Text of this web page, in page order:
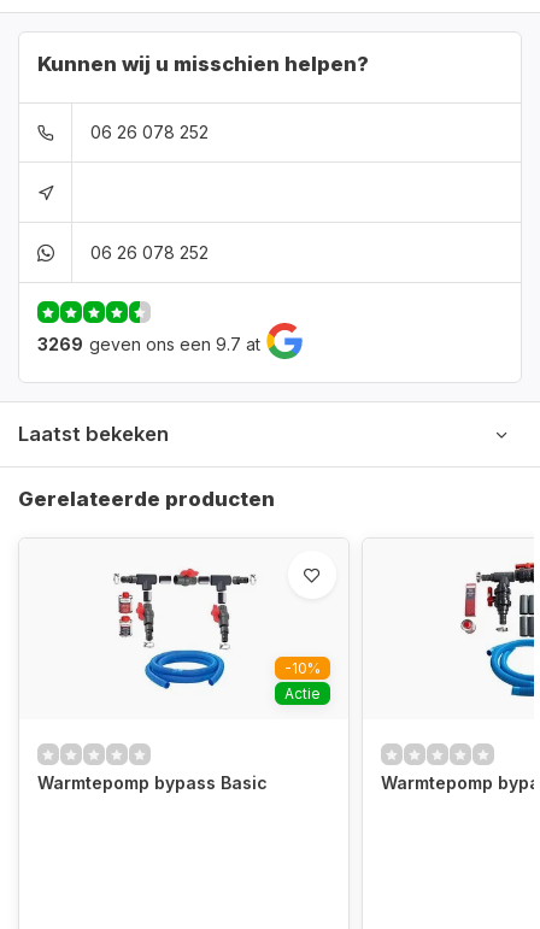
Kunnen wij u misschien helpen?
06 26 078 252
06 26 078 252
3269 geven ons een 9.7 at
Laatst bekeken
Gerelateerde producten
-10%
Actie
Warmtepomp bypass Basic Warmtepomp